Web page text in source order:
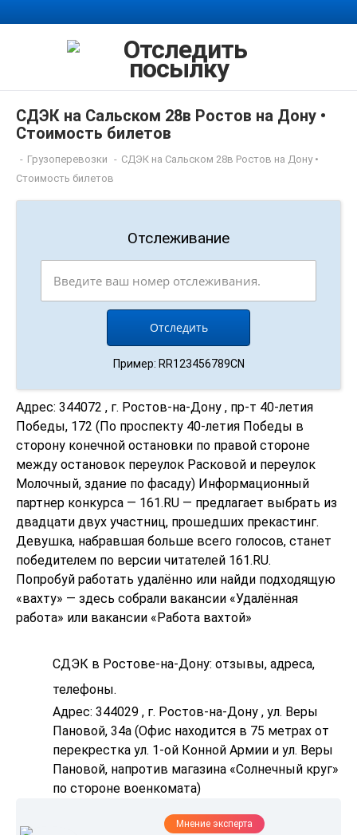
СДЭК на Сальском 28в Ростов на Дону •
Стоимость билетов
- Грузоперевозки - СДЭК на Сальском 28в Ростов на Дону •
Стоимость билетов
Отслеживание
Пример: RR123456789CN
Адрес: 344072 , г. Ростов-на-Дону , пр-т 40-летия
Победы, 172 (По проспекту 40-летия Победы в
сторону конечной остановки по правой стороне
между остановок переулок Расковой и переулок
Молочный, здание по фасаду) Информационный
партнер конкурса — 161.RU — предлагает выбрать из
двадцати двух участниц, прошедших прекастинг.
Девушка, набравшая больше всего голосов, станет
победителем по версии читателей 161.RU.
Попробуй работать удалённо или найди подходящую
«вахту» — здесь собрали вакансии «Удалённая
работа» или вакансии «Работа вахтой»
СДЭК в Ростове-на-Дону: отзывы, адреса,
телефоны.
Адрес: 344029 , г. Ростов-на-Дону , ул. Веры
Пановой, 34а (Офис находится в 75 метрах от
перекрестка ул. 1-ой Конной Армии и ул. Веры
Пановой, напротив магазина «Солнечный круг»
по стороне военкомата)
Мнение эксперта